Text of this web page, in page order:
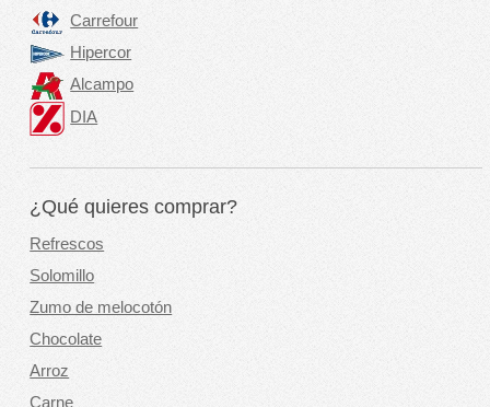
Carrefour
Hipercor
Alcampo
DIA
¿Qué quieres comprar?
Refrescos
Solomillo
Zumo de melocotón
Chocolate
Arroz
Carne